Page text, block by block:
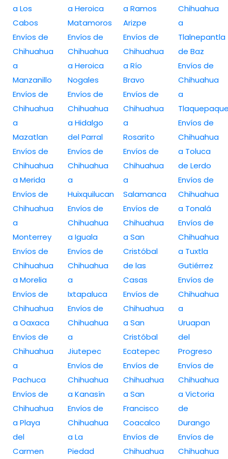
a Los
Cabos
Envíos de
Chihuahua
a
Manzanillo
Envíos de
Chihuahua
a
Mazatlan
Envíos de
Chihuahua
a Merida
Envíos de
Chihuahua
a
Monterrey
Envíos de
Chihuahua
a Morelia
Envíos de
Chihuahua
a Oaxaca
Envíos de
Chihuahua
a
Pachuca
Envíos de
Chihuahua
a Playa
del
Carmen
a Heroica
Matamoros
Envíos de
Chihuahua
a Heroica
Nogales
Envíos de
Chihuahua
a Hidalgo
del Parral
Envíos de
Chihuahua
a
Huixquilucan
Envíos de
Chihuahua
a Iguala
Envíos de
Chihuahua
a
Ixtapaluca
Envíos de
Chihuahua
a
Jiutepec
Envíos de
Chihuahua
a Kanasín
Envíos de
Chihuahua
a La
Piedad
a Ramos
Arizpe
Envíos de
Chihuahua
a Río
Bravo
Envíos de
Chihuahua
a
Rosarito
Envíos de
Chihuahua
a
Salamanca
Envíos de
Chihuahua
a San
Cristóbal
de las
Casas
Envíos de
Chihuahua
a San
Cristóbal
Ecatepec
Envíos de
Chihuahua
a San
Francisco
Coacalco
Envíos de
Chihuahua
Chihuahua
a
Tlalnepantla
de Baz
Envíos de
Chihuahua
a
Envíos de
Chihuahua
a Toluca
de Lerdo
Envíos de
Chihuahua
a Tonalá
Envíos de
Chihuahua
a Tuxtla
Gutiérrez
Envíos de
Chihuahua
a
Uruapan
del
Progreso
Envíos de
Chihuahua
a Victoria
de
Durango
Envíos de
Chihuahua